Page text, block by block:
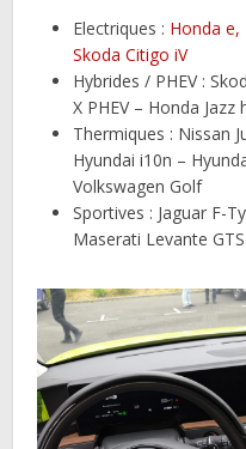
Electriques : Honda e,
Skoda Citigo iV
Hybrides / PHEV :
X PHEV – Honda
Thermiques : Nissan
Hyundai i10n –
Volkswagen Golf
Sportives : Jaguar F-
Maserati Levante